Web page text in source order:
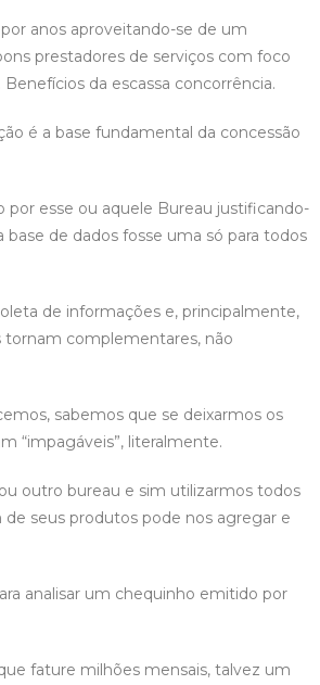
anos aproveitando-se de um
prestadores de serviços com foco
da escassa concorrência.
é a base fundamental da concessão
esse ou aquele Bureau justificando-
de dados fosse uma só para todos
de informações e, principalmente,
tornam complementares, não
sabemos que se deixarmos os
“impagáveis”, literalmente.
outro bureau e sim utilizarmos todos
seus produtos pode nos agregar e
analisar um chequinho emitido por
fature milhões mensais, talvez um